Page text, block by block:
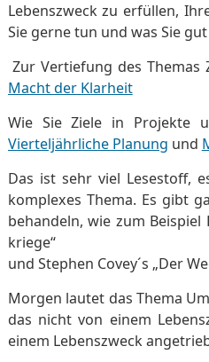
Lebenszweck zu erfüllen,
Sie gerne tun und was Sie
Zur Vertiefung des Themas
Macht der Klarheit
Wie Sie Ziele in Projekte
Vierteljährliche Planung und
Das ist sehr viel Lesestoff,
komplexes Thema. Es gibt
behandeln, wie zum Beispiel
kriege“
und Stephen Covey´s „Der
Morgen lautet das Thema
das nicht von einem
einem Lebenszweck